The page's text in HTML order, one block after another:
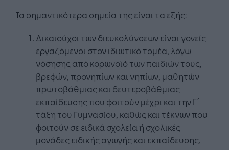
Τα σημαντικότερα σημεία της είναι τα εξής:
Δικαιούχοι των διευκολύνσεων είναι γονείς
εργαζόμενοι στον ιδιωτικό τομέα, λόγω
νόσησης από κορωνοϊό των παιδιών τους,
βρεφών, προνηπίων και νηπίων, μαθητών
πρωτοβάθμιας και δευτεροβάθμιας
εκπαίδευσης που φοιτούν μέχρι και την Γ΄
τάξη του Γυμνασίου, καθώς και τέκνων που
φοιτούν σε ειδικά σχολεία ή σχολικές
μονάδες ειδικής αγωγής και εκπαίδευσης,